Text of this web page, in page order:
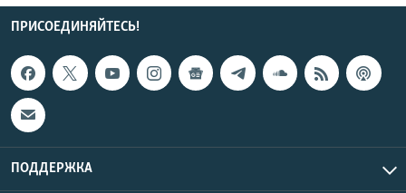
ПРИСОЕДИНЯЙТЕСЬ!
ПОДДЕРЖКА